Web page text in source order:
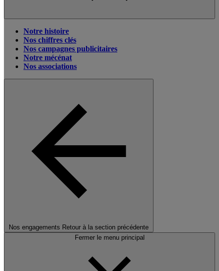
Notre histoire
Nos chiffres clés
Nos campagnes publicitaires
Notre mécénat
Nos associations
Nos engagements Retour à la section précédente
Fermer le menu principal